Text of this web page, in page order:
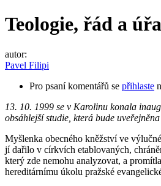
Teologie, řád a
autor:
Pavel Filipi
Pro psaní komentářů se přihlaste
13. 10. 1999 se v Karolinu konala
obsáhlejší studie, která bude
Myšlenka obecného kněžství ve
jí dařilo v církvích etablovaných,
který zde nemohu analyzovat, a
hereditárnímu úkolu pražské